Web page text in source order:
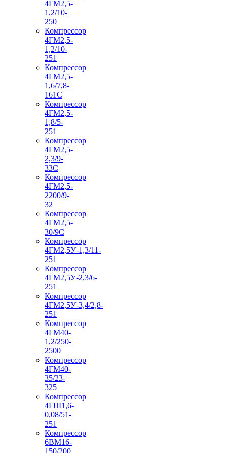
4ГМ2,5-
1,2/10-
250
Компрессор
4ГМ2,5-
1,2/10-
251
Компрессор
4ГМ2,5-
1,6/7,8-
161С
Компрессор
4ГМ2,5-
1,8/5-
251
Компрессор
4ГМ2,5-
2,3/9-
33С
Компрессор
4ГМ2,5-
2200/9-
32
Компрессор
4ГМ2,5-
30/9С
Компрессор
4ГМ2,5У-1,3/11-
251
Компрессор
4ГМ2,5У-2,3/6-
251
Компрессор
4ГМ2,5У-3,4/2,8-
251
Компрессор
4ГМ40-
1,2/250-
2500
Компрессор
4ГМ40-
35/23-
325
Компрессор
4ГШ1,6-
0,08/51-
251
Компрессор
6ВМ16-
150/200